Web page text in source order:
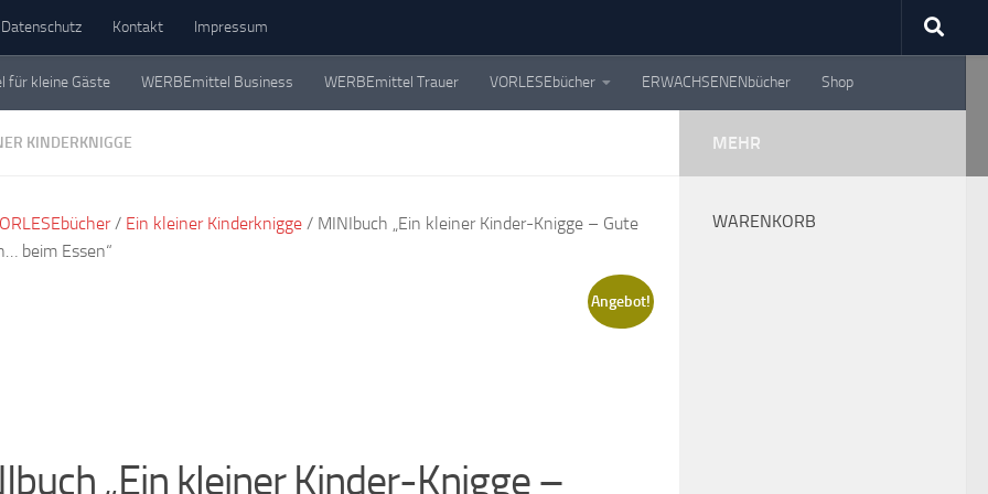
Datenschutz Kontakt Impressum
für kleine Gäste WERBEmittel Business WERBEmittel Trauer VORLESEbücher ERWACHSENENbücher Shop
KINDERKNIGGE
/ Ein kleiner Kinderknigge / MINIbuch „Ein kleiner Kinder-Knigge – Gute
beim Essen“
„Ein kleiner Kinder-Knigge –
Angebot!
MEHR
WARENKORB